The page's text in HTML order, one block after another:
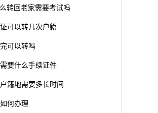
转回老家需要考试吗
可以转几次户籍
可以转吗
要什么手续证件
籍地需要多长时间
何办理